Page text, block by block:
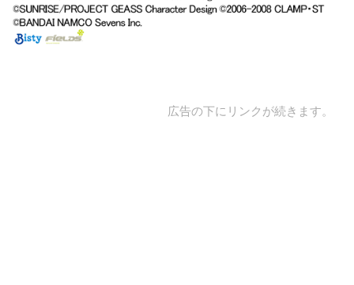
広告の下にリンクが続きます。